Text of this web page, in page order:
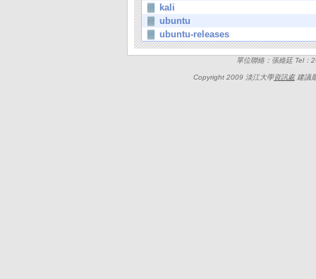
kali
ubuntu
ubuntu-releases
單位聯絡：張維廷 Tel
Copyright 2009 淡江大學資訊處建議